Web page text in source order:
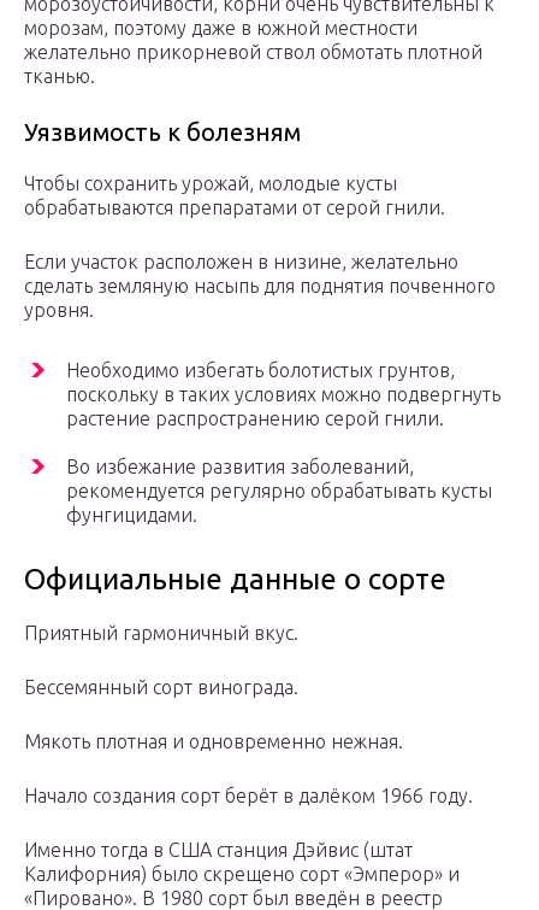
морозам, поэтому даже в южной местности
желательно прикорневой ствол обмотать плотной
тканью.
Уязвимость к болезням
Чтобы сохранить урожай, молодые кусты
обрабатываются препаратами от серой гнили.
Если участок расположен в низине, желательно
сделать земляную насыпь для поднятия почвенного
уровня.
Необходимо избегать болотистых грунтов,
поскольку в таких условиях можно подвергнуть
растение распространению серой гнили.
Во избежание развития заболеваний,
рекомендуется регулярно обрабатывать кусты
фунгицидами.
Официальные данные о сорте
Приятный гармоничный вкус.
Бессемянный сорт винограда.
Мякоть плотная и одновременно нежная.
Начало создания сорт берёт в далёком 1966 году.
Именно тогда в США станция Дэйвис (штат
Калифорния) было скрещено сорт «Эмперор» и
«Пировано». В 1980 сорт был введён в реестр